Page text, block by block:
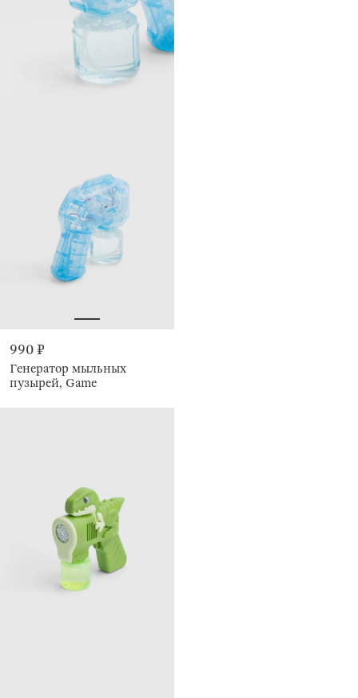
990 ₽
Генератор мыльных
пузырей, Game